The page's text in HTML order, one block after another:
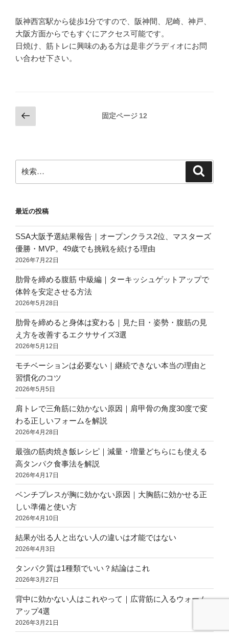
阪神西宮駅から徒歩1分ですので、阪神間、尼崎、神戸、
大阪方面からでもすぐにアクセス可能です。
日焼け、筋トレに興味のある方は是非グラディオにお問
い合わせ下さい。
投
稿
ー
ジ
り
前
の
ジ
固定ページ 12
索:
最近の投稿
SSA大阪予選結果報告｜オープンクラス2位、マスターズ
優勝・MVP。49歳でも挑戦を続ける理由
2026年7月22日
肋骨を締める腹筋 中級編｜ターキッシュゲットアップで
体幹を安定させる方法
2026年5月28日
肋骨を締めると身体は変わる｜見た目・姿勢・腹筋の見
え方を改善するエクササイズ3選
2026年5月12日
モチベーションは必要ない｜継続できない本当の理由と
習慣化のコツ
2026年5月5日
肩トレで三角筋に効かない原因｜肩甲骨の角度30度で変
わる正しいフォームを解説
2026年4月28日
最強の筋肉焼き飯レシピ｜減量・増量どちらにも使える
高タンパク食事法を解説
2026年4月17日
ベンチプレスが胸に効かない原因｜大胸筋に効かせる正
しい準備と使い方
2026年4月10日
結果が出る人と出ない人の違いは才能ではない
2026年4月3日
タンパク質は1種類でいい？結論はこれ
2026年3月27日
背中に効かない人はこれやって｜広背筋に入るウォーム
アップ4選
2026年3月21日